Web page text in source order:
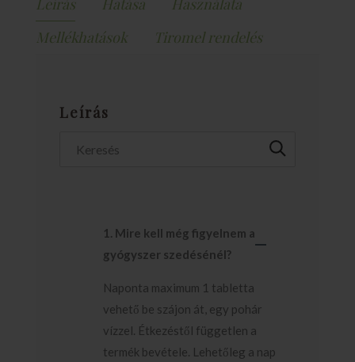
Mellékhatások
Tiromel rendelés
Leírás
1. Mire kell még figyelnem a
gyógyszer szedésénél?
Naponta maximum 1 tabletta
vehető be szájon át, egy pohár
vízzel. Étkezéstől független a
termék bevétele. Lehetőleg a nap